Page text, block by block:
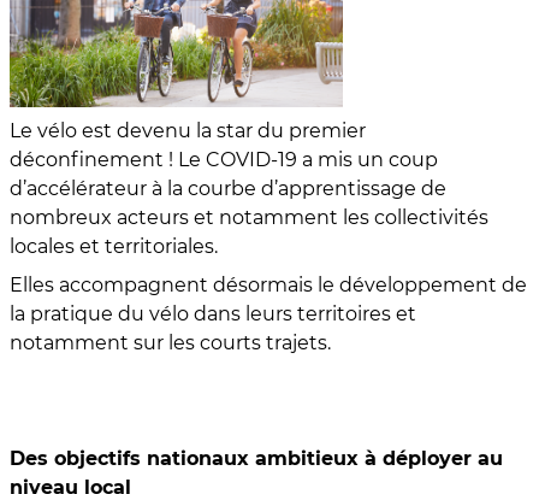
Le vélo est devenu la star du premier
déconfinement ! Le COVID-19 a mis un coup
d’accélérateur à la courbe d’apprentissage de
nombreux acteurs et notamment les collectivités
locales et territoriales.
Elles accompagnent désormais le développement de
la pratique du vélo dans leurs territoires et
notamment sur les courts trajets.
Des objectifs nationaux ambitieux à déployer au
niveau local